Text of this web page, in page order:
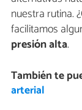
nuestra rutina.
facilitamos
presión alta.
También te
arterial